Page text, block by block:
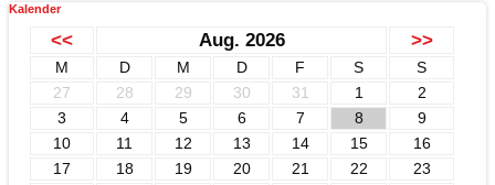
Kalender
<< Aug. 2026 >>
M D M D F S
S
27
28 29 30 31 1
2
3
4 5 6 7 8
9
10
11 12 13 14 15
16
17
18 19 20 21 22
23